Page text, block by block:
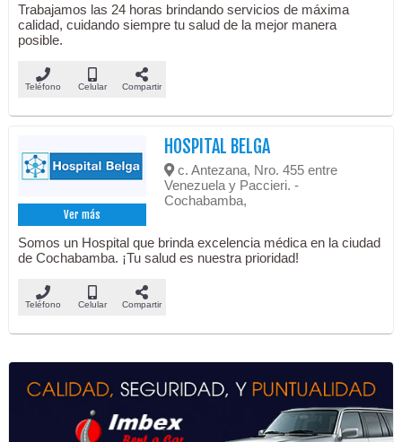
Trabajamos las 24 horas brindando servicios de máxima
calidad, cuidando siempre tu salud de la mejor manera
posible.
Teléfono Celular Compartir
Ver más
HOSPITAL BELGA
c. Antezana, Nro. 455 entre
Venezuela y Paccieri. -
Cochabamba,
Somos un Hospital que brinda excelencia médica en la ciudad
de Cochabamba. ¡Tu salud es nuestra prioridad!
Teléfono Celular Compartir